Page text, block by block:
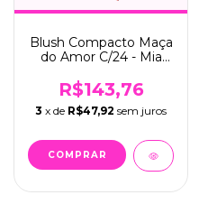
Blush Compacto Maça
do Amor C/24 - Mia
R$143,76
3 x de R$47,92 sem juros